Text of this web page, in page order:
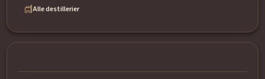
Alle destillerier